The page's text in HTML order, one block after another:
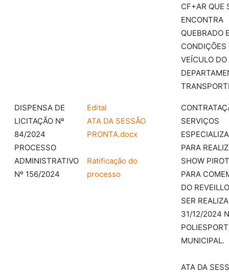
CF+AR QUE
ENCONTRA
QUEBRADO
CONDIÇÕES
VEÍCULO DO
DISPENSA DE
LICITAÇÃO Nº
84/2024
PROCESSO
ADMINISTRATIVO
Nº 156/2024
Edital
ATA DA SESSÃO
PRONTA.docx
Ratificação do
processo
SERVIÇOS
PARA
SHOW
PARA
DO
SER
31/12/2024
MUNICIPAL.
ATA DA